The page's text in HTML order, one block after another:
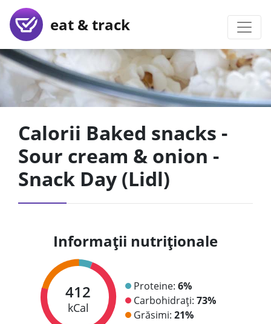
eat & track
Calorii Baked snacks -
Sour cream & onion -
Snack Day (Lidl)
Informații nutriționale
412
kCal
Proteine: 6%
Carbohidrați: 73%
Grăsimi: 21%